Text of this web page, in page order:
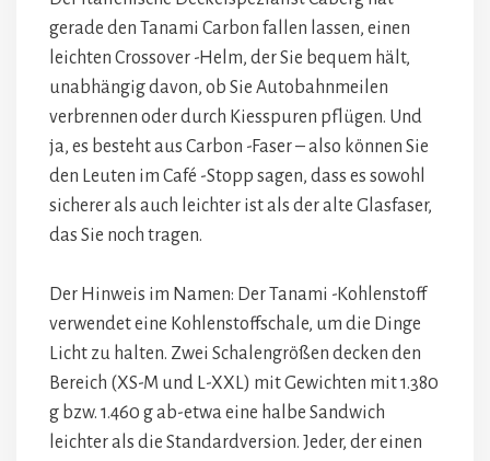
gerade den Tanami Carbon fallen lassen, einen
leichten Crossover -Helm, der Sie bequem hält,
unabhängig davon, ob Sie Autobahnmeilen
verbrennen oder durch Kiesspuren pflügen. Und
ja, es besteht aus Carbon -Faser – also können Sie
den Leuten im Café -Stopp sagen, dass es sowohl
sicherer als auch leichter ist als der alte Glasfaser,
das Sie noch tragen.
Der Hinweis im Namen: Der Tanami -Kohlenstoff
verwendet eine Kohlenstoffschale, um die Dinge
Licht zu halten. Zwei Schalengrößen decken den
Bereich (XS-M und L-XXL) mit Gewichten mit 1.380
g bzw. 1.460 g ab-etwa eine halbe Sandwich
leichter als die Standardversion. Jeder, der einen